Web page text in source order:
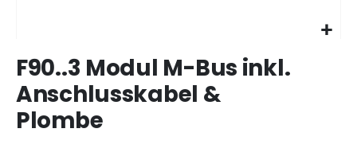
Anfang
Bildergalerie
springen
F90..3 Modul M-Bus inkl.
Anschlusskabel &
Plombe